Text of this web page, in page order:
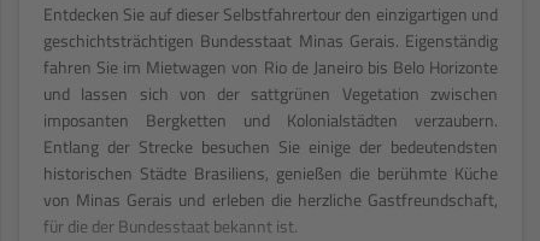
Entdecken Sie auf dieser Selbstfahrertour den einzigartigen und
geschichtsträchtigen Bundesstaat Minas Gerais. Eigenständig
fahren Sie im Mietwagen von Rio de Janeiro bis Belo Horizonte
und lassen sich von der sattgrünen Vegetation zwischen
imposanten Bergketten und Kolonialstädten verzaubern.
Entlang der Strecke besuchen Sie einige der bedeutendsten
historischen Städte Brasiliens, genießen die berühmte Küche
von Minas Gerais und erleben die herzliche Gastfreundschaft,
für die der Bundesstaat bekannt ist.